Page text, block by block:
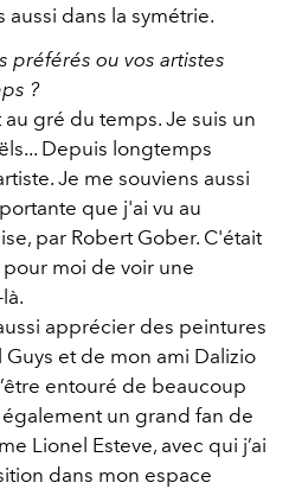
aussi dans la symétrie.
préférés ou vos artistes
?
au gré du temps. Je suis un
Depuis longtemps
Je me souviens aussi
que j'ai vu au
par Robert Gober. C'était
moi de voir une
apprécier des peintures
et de mon ami Dalizio
entouré de beaucoup
un grand fan de
Lionel Esteve, avec qui j’ai
dans mon espace